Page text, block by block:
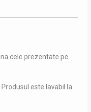
cele prezentate pe
este lavabil la